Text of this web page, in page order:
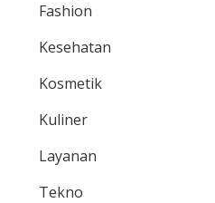
Fashion
Kesehatan
Kosmetik
Kuliner
Layanan
Tekno